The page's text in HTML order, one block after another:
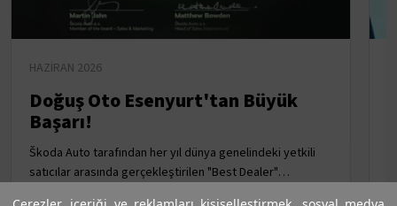
HAZIRAN 2026
Doğuş Oto Esenyurt'tan Büyük
Başarı!
Škoda Auto tarafından her yıl dünya genelindeki yetkili
satıcılar arasında gerçekleştirilen "Best Dealer"